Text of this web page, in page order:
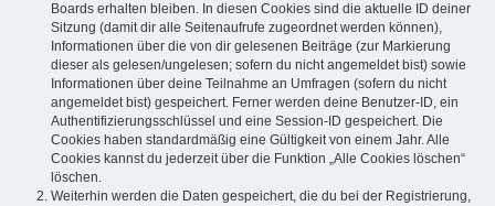
Boards erhalten bleiben. In diesen Cookies sind die aktuelle ID deiner
Sitzung (damit dir alle Seitenaufrufe zugeordnet werden können),
Informationen über die von dir gelesenen Beiträge (zur Markierung
dieser als gelesen/ungelesen; sofern du nicht angemeldet bist) sowie
Informationen über deine Teilnahme an Umfragen (sofern du nicht
angemeldet bist) gespeichert. Ferner werden deine Benutzer-ID, ein
Authentifizierungsschlüssel und eine Session-ID gespeichert. Die
Cookies haben standardmäßig eine Gültigkeit von einem Jahr. Alle
Cookies kannst du jederzeit über die Funktion „Alle Cookies löschen“
löschen.
Weiterhin werden die Daten gespeichert, die du bei der Registrierung,